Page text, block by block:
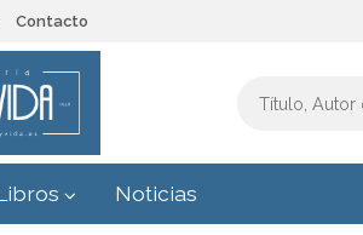
Contacto
Noticias